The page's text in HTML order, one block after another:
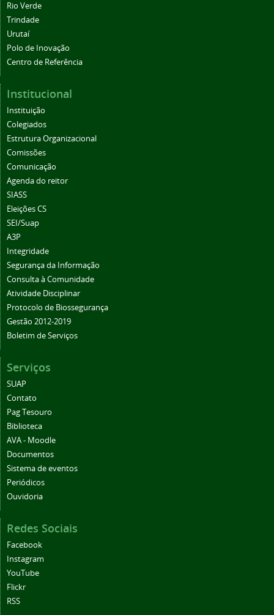
Rio Verde
Trindade
Urutaí
Polo de Inovação
Centro de Referência
Institucional
Instituição
Colegiados
Estrutura Organizacional
Comissões
Comunicação
Agenda do reitor
SIASS
Eleições CS
SEI/Suap
A3P
Integridade
Segurança da Informação
Consulta à Comunidade
Atividade Disciplinar
Protocolo de Biossegurança
Gestão 2012-2019
Boletim de Serviços
Serviços
SUAP
Contato
Pag Tesouro
Biblioteca
AVA - Moodle
Documentos
Sistema de eventos
Periódicos
Ouvidoria
Redes Sociais
Facebook
Instagram
YouTube
Flickr
RSS